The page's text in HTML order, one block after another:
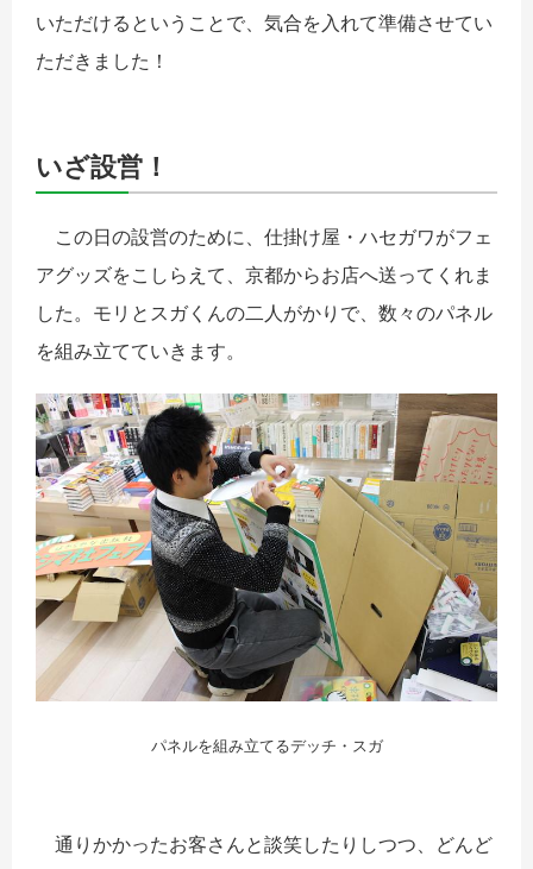
いただけるということで、気合を入れて準備させてい
ただきました！
いざ設営！
この日の設営のために、仕掛け屋・ハセガワがフェ
アグッズをこしらえて、京都からお店へ送ってくれま
した。モリとスガくんの二人がかりで、数々のパネル
を組み立てていきます。
パネルを組み立てるデッチ・スガ
通りかかったお客さんと談笑したりしつつ、どんど